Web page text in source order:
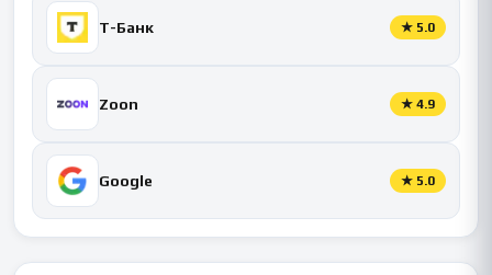
Т-Банк ★ 5.0
Zoon ★ 4.9
Google ★ 5.0